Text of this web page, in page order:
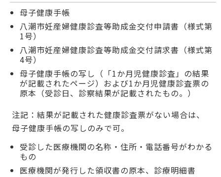
母子健康手帳
八潮市妊産婦健康診査等助成金交付申請書（様式第
1号）
八潮市妊産婦健康診査等助成金交付請求書（様式第
4号）
母子健康手帳の写し（「1か月児健康診査」の結果
が記載されたページ）および1か月児健康診査票の
原本（受診日、診察結果が記載されたもの。）
注記：結果が記載された健康診査票がない場合は、
母子健康手帳の写しのみで可。
受診した医療機関の名称・住所・電話番号がわかる
もの
医療機関が発行した領収書の原本、診療明細書